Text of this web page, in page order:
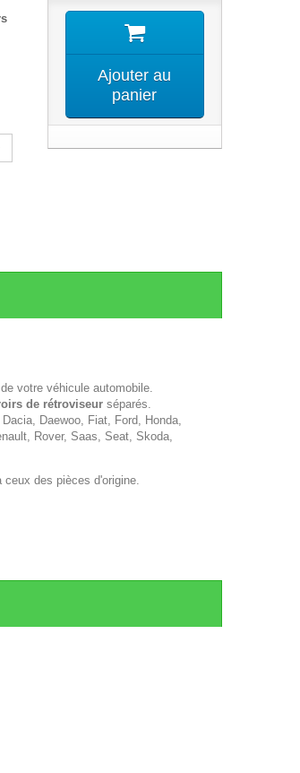
Ajouter au
panier
votre véhicule automobile.
de rétroviseur séparés.
Daewoo, Fiat, Ford, Honda,
Rover, Saas, Seat, Skoda,
ceux des pièces d'origine.